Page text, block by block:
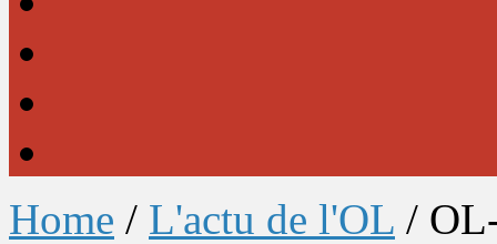
Home / L'actu de l'OL /